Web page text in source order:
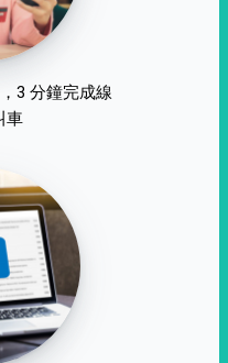
3 分鐘完成線
車